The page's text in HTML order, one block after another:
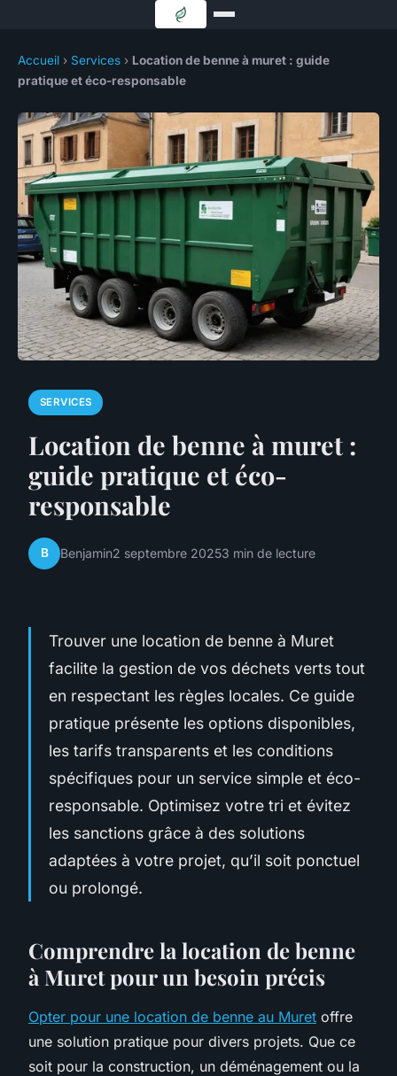
Accueil › Services › Location de benne à muret : guide
pratique et éco-responsable
SERVICES
Location de benne à muret :
guide pratique et éco-
responsable
B Benjamin2 septembre 20253 min de lecture
Trouver une location de benne à Muret
facilite la gestion de vos déchets verts tout
en respectant les règles locales. Ce guide
pratique présente les options disponibles,
les tarifs transparents et les conditions
spécifiques pour un service simple et éco-
responsable. Optimisez votre tri et évitez
les sanctions grâce à des solutions
adaptées à votre projet, qu’il soit ponctuel
ou prolongé.
Comprendre la location de benne
à Muret pour un besoin précis
Opter pour une location de benne au Muret offre
une solution pratique pour divers projets. Que ce
soit pour la construction, un déménagement ou la